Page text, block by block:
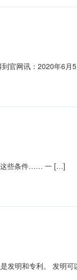
到官网讯：2020年6
这些条件…… 一 […]
发明和专利。 发明